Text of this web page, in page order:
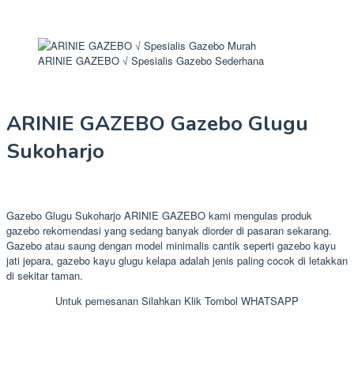
ARINIE GAZEBO √ Spesialis Gazebo Sederhana
ARINIE GAZEBO Gazebo Glugu
Sukoharjo
Gazebo Glugu Sukoharjo ARINIE GAZEBO kami mengulas produk
gazebo rekomendasi yang sedang banyak diorder di pasaran sekarang.
Gazebo atau saung dengan model minimalis cantik seperti gazebo kayu
jati jepara, gazebo kayu glugu kelapa adalah jenis paling cocok di letakkan
di sekitar taman.
Untuk pemesanan Silahkan Klik Tombol WHATSAPP